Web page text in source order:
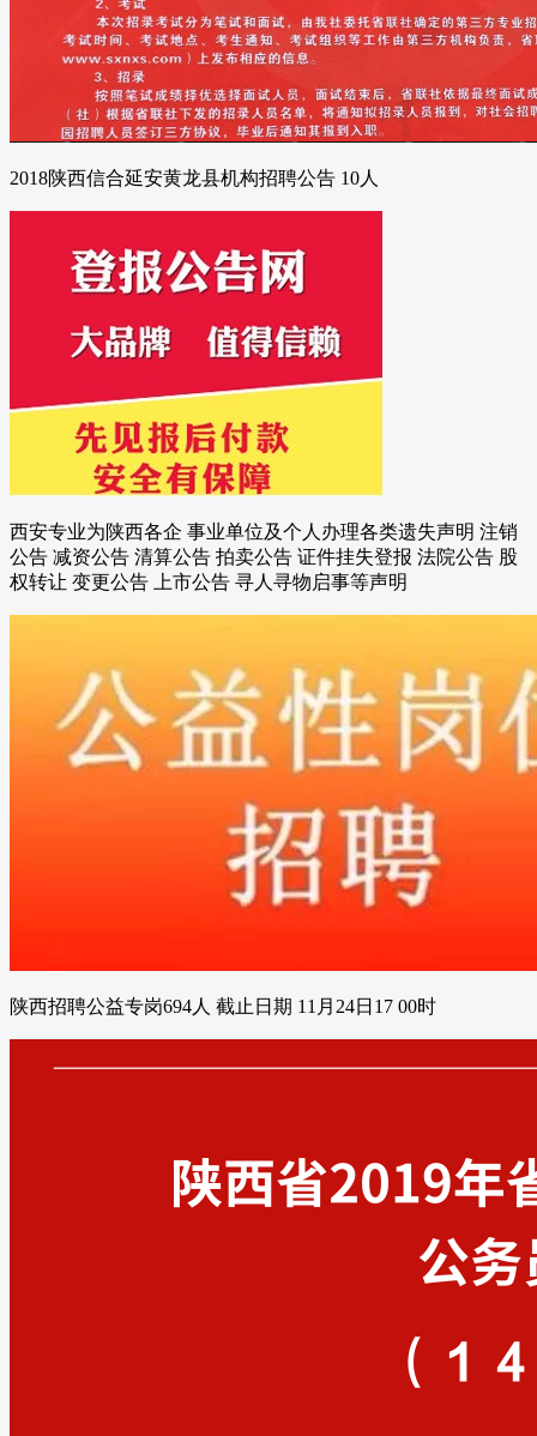
2018陕西信合延安黄龙县机构招聘公告 10人
西安专业为陕西各企 事业单位及个人办理各类遗失声明 注销
公告 减资公告 清算公告 拍卖公告 证件挂失登报 法院公告 股
权转让 变更公告 上市公告 寻人寻物启事等声明
陕西招聘公益专岗694人 截止日期 11月24日17 00时